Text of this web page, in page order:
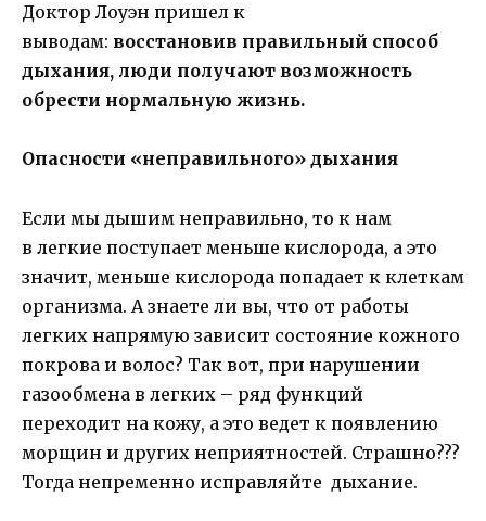
Доктор Лоуэн пришел к
выводам: восстановив правильный способ
дыхания, люди получают возможность
обрести нормальную жизнь.
Опасности «неправильного» дыхания
Если мы дышим неправильно, то к нам
в легкие поступает меньше кислорода, а это
значит, меньше кислорода попадает к клеткам
организма. А знаете ли вы, что от работы
легких напрямую зависит состояние кожного
покрова и волос? Так вот, при нарушении
газообмена в легких – ряд функций
переходит на кожу, а это ведет к появлению
морщин и других неприятностей. Страшно???
Тогда непременно исправляйте дыхание.